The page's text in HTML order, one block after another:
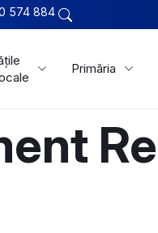
574 884
Primăria